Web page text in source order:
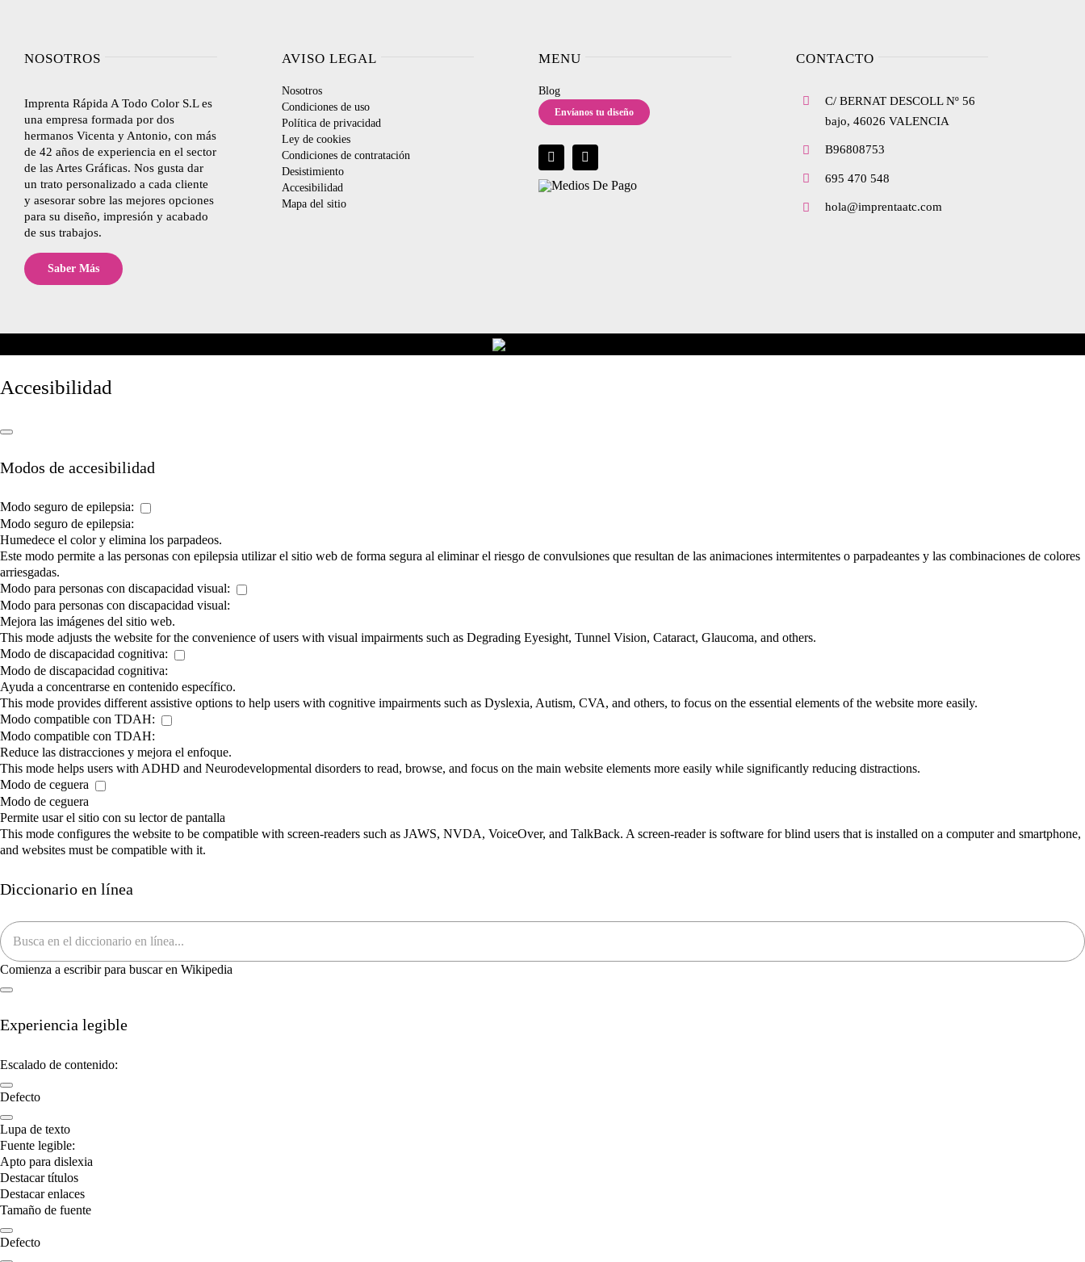
NOSOTROS
Imprenta Rápida A Todo Color S.L es
una empresa formada por dos
hermanos Vicenta y Antonio, con más
de 42 años de experiencia en el sector
de las Artes Gráficas. Nos gusta dar
un trato personalizado a cada cliente
y asesorar sobre las mejores opciones
para su diseño, impresión y acabado
de sus trabajos.
Saber Más
AVISO LEGAL
Nosotros
Condiciones de uso
Política de privacidad
Ley de cookies
Condiciones de contratación
Desistimiento
Accesibilidad
Mapa del sitio
MENU
Blog
Envíanos tu diseño
CONTACTO
C/ BERNAT DESCOLL Nº 56
bajo, 46026 VALENCIA
B96808753
695 470 548
hola@imprentaatc.com
Accesibilidad
Modos de accesibilidad
Modo seguro de epilepsia:
Modo seguro de epilepsia:
Humedece el color y elimina los parpadeos.
Este modo permite a las personas con epilepsia utilizar el sitio web de forma segura al eliminar el riesgo de convulsiones que resultan de las animaciones intermitentes o parpadeantes y las combinaciones de colores
arriesgadas.
Modo para personas con discapacidad visual:
Modo para personas con discapacidad visual:
Mejora las imágenes del sitio web.
This mode adjusts the website for the convenience of users with visual impairments such as Degrading Eyesight, Tunnel Vision, Cataract, Glaucoma, and others.
Modo de discapacidad cognitiva:
Modo de discapacidad cognitiva:
Ayuda a concentrarse en contenido específico.
This mode provides different assistive options to help users with cognitive impairments such as Dyslexia, Autism, CVA, and others, to focus on the essential elements of the website more easily.
Modo compatible con TDAH:
Modo compatible con TDAH:
Reduce las distracciones y mejora el enfoque.
This mode helps users with ADHD and Neurodevelopmental disorders to read, browse, and focus on the main website elements more easily while significantly reducing distractions.
Modo de ceguera
Modo de ceguera
Permite usar el sitio con su lector de pantalla
This mode configures the website to be compatible with screen-readers such as JAWS, NVDA, VoiceOver, and TalkBack. A screen-reader is software for blind users that is installed on a computer and smartphone,
and websites must be compatible with it.
Diccionario en línea
Comienza a escribir para buscar en Wikipedia
Experiencia legible
Escalado de contenido:
Defecto
Lupa de texto
Fuente legible:
Apto para dislexia
Destacar títulos
Destacar enlaces
Tamaño de fuente
Defecto